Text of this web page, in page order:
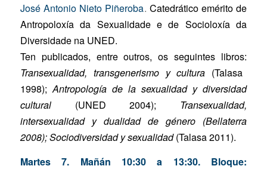
José Antonio Nieto Piñeroba. Catedrático emérito de
Antropoloxía da Sexualidade e de Socioloxía da
Diversidade na UNED.
Ten publicados, entre outros, os seguintes libros:
Transexualidad, transgenerismo y cultura (Talasa
1998);Antropología de la sexualidad y diversidad
cultural(UNED 2004); Transexualidad,
intersexualidad y dualidad de género (Bellaterra
2008); Sociodiversidad y sexualidad(Talasa 2011).
Martes 7. Mañán 10:30 a 13:30. Bloque: